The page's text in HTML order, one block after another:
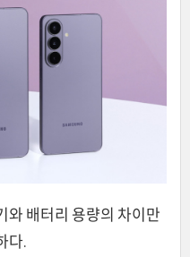
와 배터리 용량의 차이만
다.